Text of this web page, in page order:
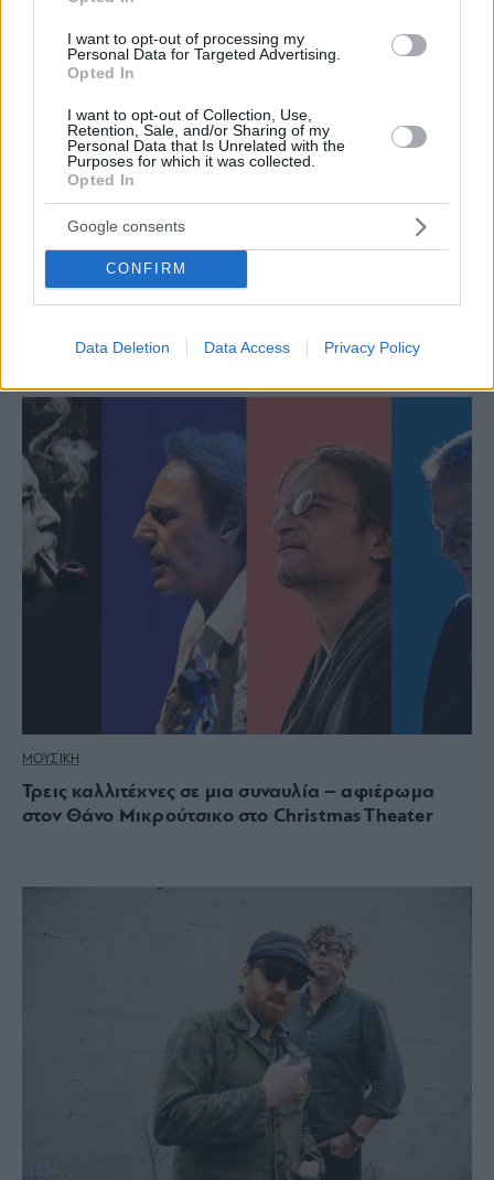
I want to opt-out of processing my
Personal Data for Targeted Advertising.
Opted In
I want to opt-out of Collection, Use,
Retention, Sale, and/or Sharing of my
Personal Data that Is Unrelated with the
Purposes for which it was collected.
Opted In
Google consents
CONFIRM
Data Deletion Data Access Privacy Policy
ΚΠΙΣΝ: Aφιέρωμα στον David Bowie από την
ΜΟΥΣΙΚΗ
Τρεις καλλιτέχνες σε μια συναυλία – αφιέρωμα
στον Θάνο Μικρούτσικο στο Christmas Theater